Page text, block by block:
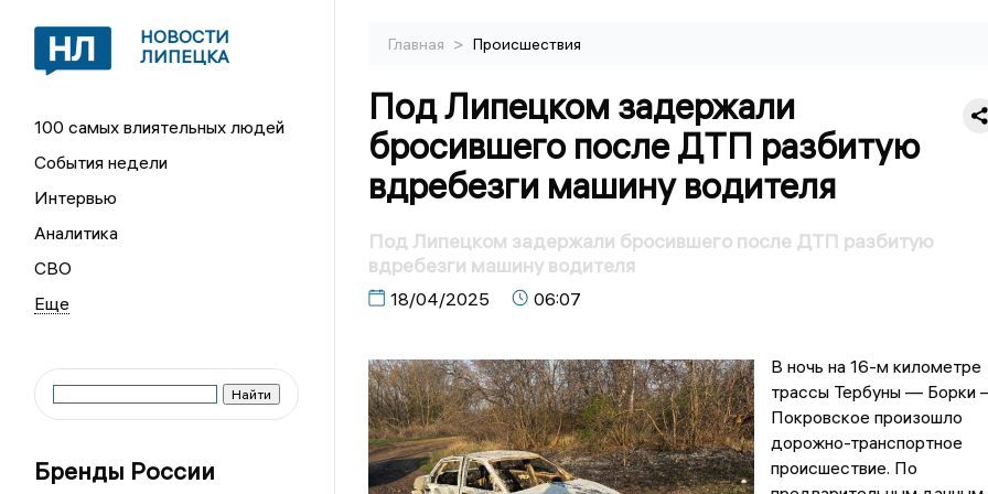
НОВОСТИ
ЛИПЕЦКА
100 самых влиятельных людей
События недели
Интервью
Аналитика
СВО
Бренды России
Главная > Происшествия
Под Липецком задержали
бросившего после ДТП разбитую
вдребезги машину водителя
Под Липецком задержали бросившего после ДТП разбитую
вдребезги машину водителя
18/04/2025 06:07
В ночь на 16-м километре
трассы Тербуны — Борки
Покровское произошло
дорожно-транспортное
происшествие. По